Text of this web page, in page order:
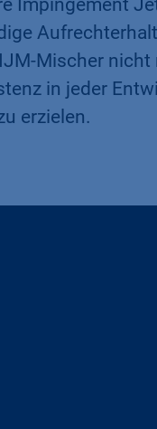
Impingement
Mischer
in jeder
erzielen.